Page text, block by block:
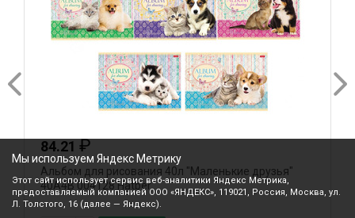
84.21 ₽
Альбом для рисования 40л "Маленькие друзья"
40А4В 004128 Hatber
Мы используем Яндекс Метрику
Этот сайт использует сервис веб-аналитики Яндекс Метрика,
предоставляемый компанией ООО «ЯНДЕКС», 119021, Россия, Москва, ул.
Л. Толстого, 16 (далее — Яндекс).